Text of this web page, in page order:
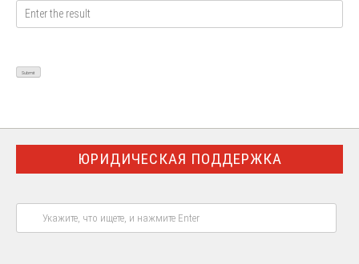
ЮРИДИЧЕСКАЯ ПОДДЕРЖКА